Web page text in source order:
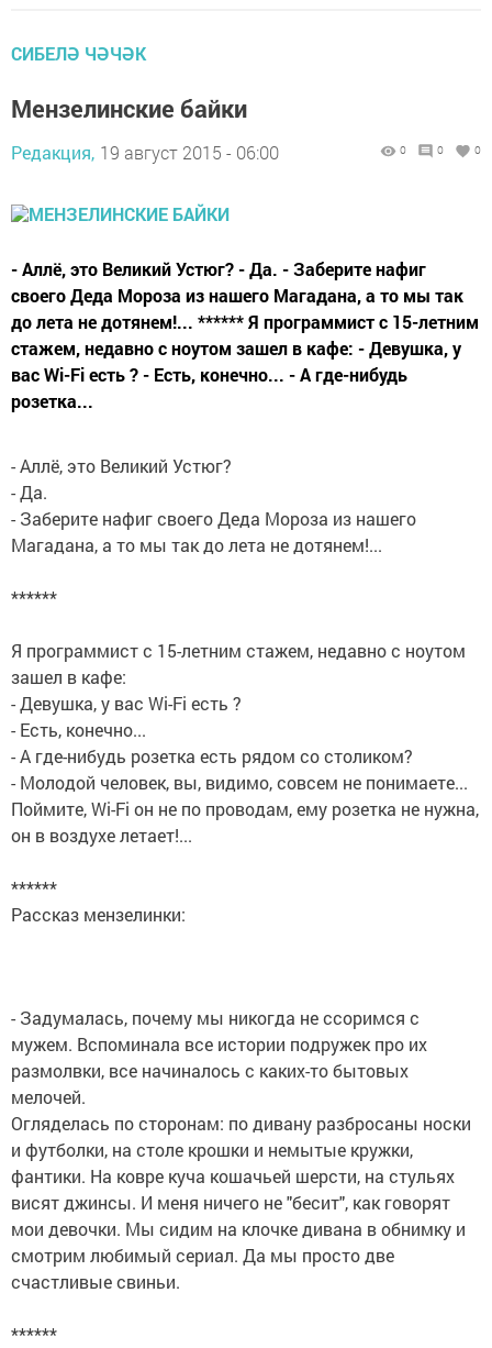
СИБЕЛӘ ЧӘЧӘК
Мензелинские байки
Редакция, 19 август 2015 - 06:00 0 0 0
- Аллё, это Великий Устюг? - Да. - Заберите нафиг
своего Деда Мороза из нашего Магадана, а то мы так
до лета не дотянем!... ****** Я программист с 15-летним
стажем, недавно с ноутом зашел в кафе: - Девушка, у
вас Wi-Fi есть ? - Есть, конечно... - А где-нибудь
розетка...
- Аллё, это Великий Устюг?
- Да.
- Заберите нафиг своего Деда Мороза из нашего
Магадана, а то мы так до лета не дотянем!...
******
Я программист с 15-летним стажем, недавно с ноутом
зашел в кафе:
- Девушка, у вас Wi-Fi есть ?
- Есть, конечно...
- А где-нибудь розетка есть рядом со столиком?
- Молодой человек, вы, видимо, совсем не понимаете...
Поймите, Wi-Fi он не по проводам, ему розетка не нужна,
он в воздухе летает!...
******
Рассказ мензелинки:
- Задумалась, почему мы никогда не ссоримся с
мужем. Вспоминала все истории подружек про их
размолвки, все начиналось с каких-то бытовых
мелочей.
Огляделась по сторонам: по дивану разбросаны носки
и футболки, на столе крошки и немытые кружки,
фантики. На ковре куча кошачьей шерсти, на стульях
висят джинсы. И меня ничего не "бесит", как говорят
мои девочки. Мы сидим на клочке дивана в обнимку и
смотрим любимый сериал. Да мы просто две
счастливые свиньи.
******